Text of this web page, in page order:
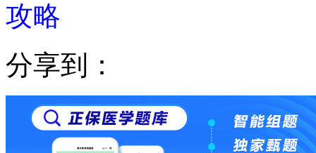
攻略
分享到：